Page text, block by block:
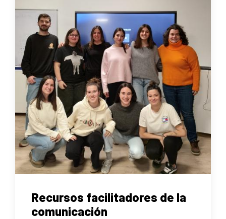
Recursos facilitadores de la
comunicación